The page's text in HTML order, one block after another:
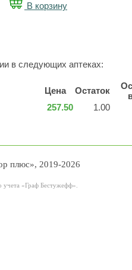
В корзину
в следующих аптеках:
Цена Остаток
257.50 1.00
плюс», 2019-2026
учета «Граф Бестужефф».